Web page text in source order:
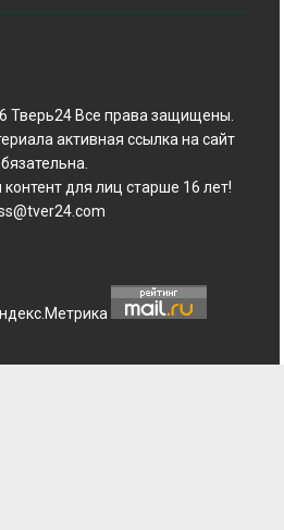
Тверь24 Все права защищены.
активная ссылка на сайт
для лиц старше 16 лет!